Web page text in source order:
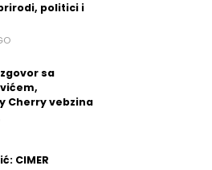
politici i
sa
Cherry vebzina
CIMER